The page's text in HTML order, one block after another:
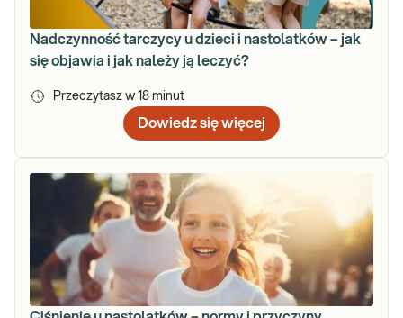
Nadczynność tarczycy u dzieci i nastolatków – jak
się objawia i jak należy ją leczyć?
Przeczytasz w 18 minut
Dowiedz się więcej